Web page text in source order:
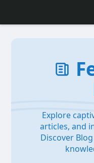
Explore
articles, and
Discover